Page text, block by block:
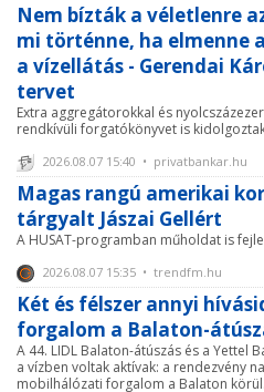
Nem bízták a véletlenre
mi történne, ha elmenne
a vízellátás - Gerendai
tervet
Extra aggregátorokkal és
rendkívüli forgatókönyvet is
2026.08.07 15:40 • privatbankar.hu
Magas rangú amerikai
tárgyalt Jászai Gellért
A HUSAT-programban műholdat is
2026.08.07 15:35 • trendfm.hu
Két és félszer annyi
forgalom a Balaton-
A 44. LIDL Balaton-átúszás és a Yettel
a vízben voltak aktívak: a rendezvény
mobilhálózati forgalom a Balaton